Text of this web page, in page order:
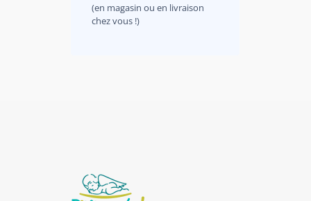
(en magasin ou en livraison
chez vous !)